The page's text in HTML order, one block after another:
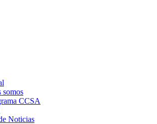
somos
CCSA
Noticias